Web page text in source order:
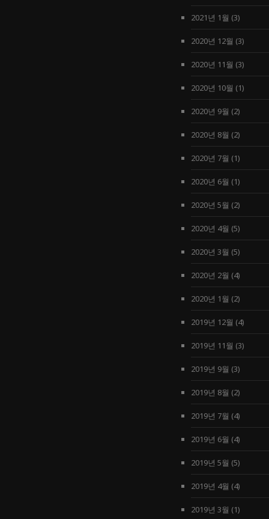
2021년 1월 (3)
2020년 12월 (3)
2020년 11월 (3)
2020년 10월 (1)
2020년 9월 (2)
2020년 8월 (2)
2020년 7월 (1)
2020년 6월 (1)
2020년 5월 (2)
2020년 4월 (5)
2020년 3월 (5)
2020년 2월 (4)
2020년 1월 (2)
2019년 12월 (4)
2019년 11월 (3)
2019년 9월 (3)
2019년 8월 (2)
2019년 7월 (4)
2019년 6월 (4)
2019년 5월 (5)
2019년 4월 (4)
2019년 3월 (1)